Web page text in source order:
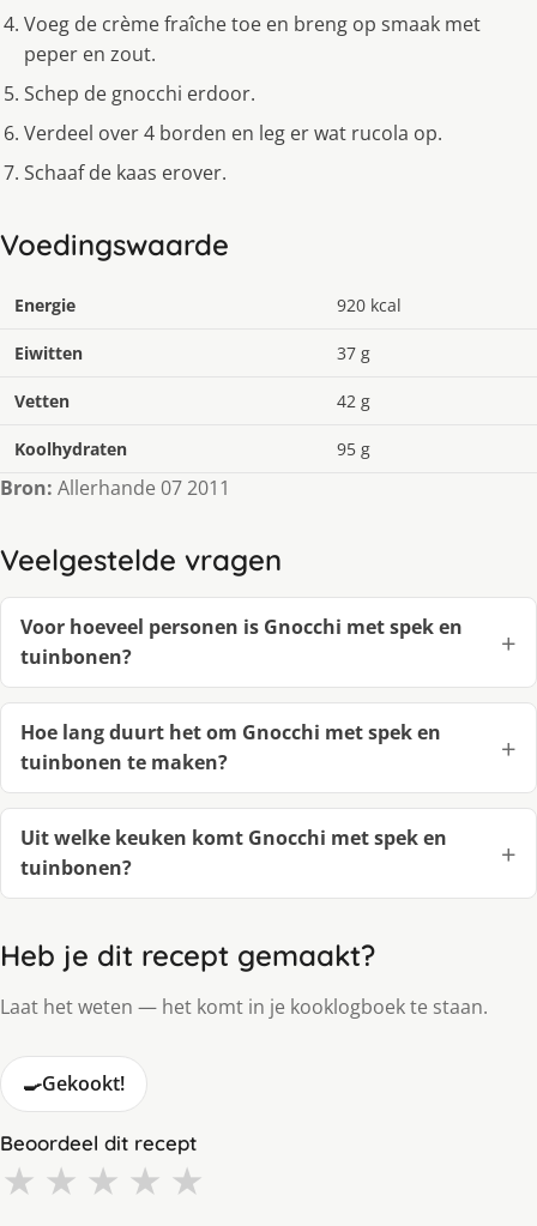
Voeg de crème fraîche toe en breng op smaak met
peper en zout.
Schep de gnocchi erdoor.
Verdeel over 4 borden en leg er wat rucola op.
Schaaf de kaas erover.
Voedingswaarde
Energie 920 kcal
Eiwitten 37 g
Vetten 42 g
Koolhydraten 95 g
Bron: Allerhande 07 2011
Veelgestelde vragen
Voor hoeveel personen is Gnocchi met spek en
tuinbonen?
Hoe lang duurt het om Gnocchi met spek en
tuinbonen te maken?
Uit welke keuken komt Gnocchi met spek en
tuinbonen?
Heb je dit recept gemaakt?
Laat het weten — het komt in je kooklogboek te staan.
🍳Gekookt!
Beoordeel dit recept
★ ★ ★ ★ ★